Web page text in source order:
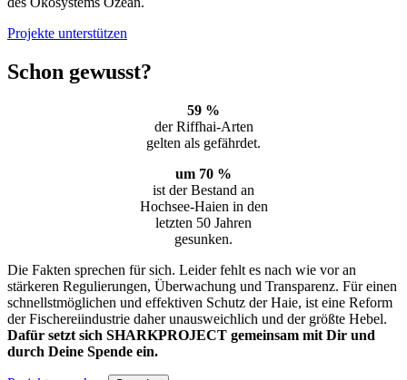
Projekte unterstützen
Schon gewusst?
59 %
der Riffhai-Arten
gelten als gefährdet.
um 70 %
ist der Bestand an
Hochsee-Haien in den
letzten 50 Jahren
gesunken.
Die Fakten sprechen für sich. Leider fehlt es nach wie vor an
stärkeren Regulierungen, Überwachung und Transparenz. Für einen
schnellstmöglichen und effektiven Schutz der Haie, ist eine Reform
der Fischereiindustrie daher unausweichlich und der größte Hebel.
Dafür setzt sich SHARKPROJECT gemeinsam mit Dir und
durch Deine Spende ein.